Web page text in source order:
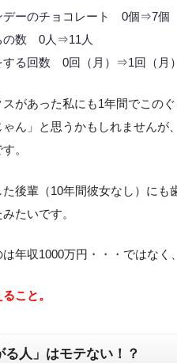
デーのチョコレート 0個⇒7個
の数 0人⇒11人
する回数 0回（月）⇒1回（月）
があった私にも1年間でこのぐ
ゃん」と思うかもしれませんが、
。
後輩（10年間彼女なし）にも
たいです。
年収1000万円・・・ではなく、
こと。
る人」はモテない！？